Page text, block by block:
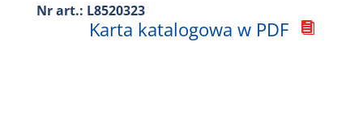
Nr art.: L8520323

Karta katalogowa w PDF